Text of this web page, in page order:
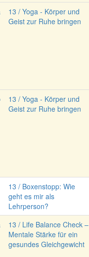
13 / Yoga - Körper und
Geist zur Ruhe bringen
13 / Yoga - Körper und
Geist zur Ruhe bringen
13 / Boxenstopp: Wie
geht es mir als
Lehrperson?
13 / Life Balance Check –
Mentale Stärke für ein
gesundes Gleichgewicht